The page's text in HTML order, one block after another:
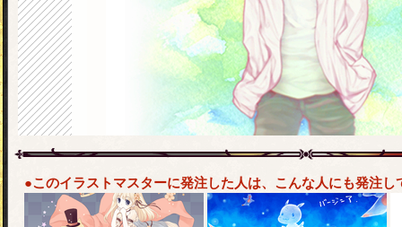
●このイラストマスターに発注した人は、こんな人にも発注し